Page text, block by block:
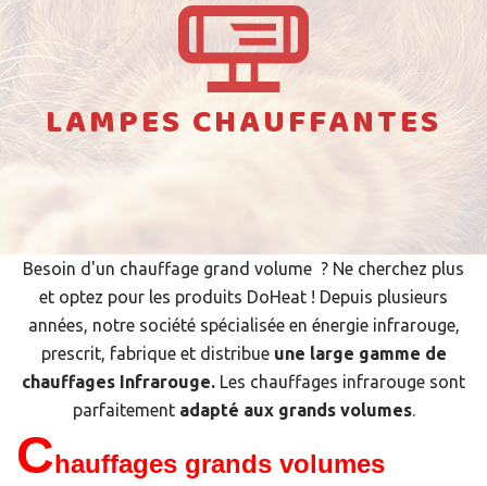
LAMPES CHAUFFANTES
Besoin d'un chauffage grand volume ? Ne cherchez plus
et optez pour les produits DoHeat ! Depuis plusieurs
années, notre société spécialisée en énergie infrarouge,
prescrit, fabrique et distribue une large gamme de
chauffages Infrarouge. Les chauffages infrarouge sont
parfaitement adapté aux grands volumes.
Chauffages grands volumes